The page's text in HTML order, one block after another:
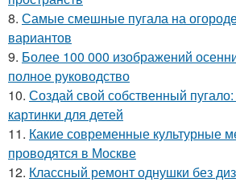
8. Самые смешные пугала на
вариантов
9. Более 100 000 изображений
полное руководство
10. Создай свой собственный
картинки для детей
11. Какие современные культурные
проводятся в Москве
12. Классный ремонт однушки без